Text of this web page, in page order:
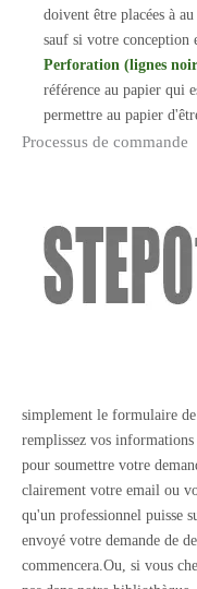
doivent être placées à
sauf si votre conception
Perforation (lignes
référence au papier qui
permettre au papier
Processus de commande
simplement le formulaire
remplissez vos
pour soumettre votre
clairement votre email ou
qu'un professionnel puisse
envoyé votre demande de
commencera.Ou, si vous